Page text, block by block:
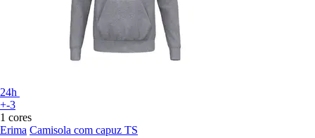
24h
+-3
1 cores
Erima Camisola com capuz TS